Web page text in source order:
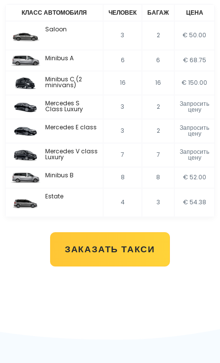
КЛАСС АВТОМОБИЛЯ ЧЕЛОВЕК БАГАЖ
ЦЕНА
Saloon
3 2 € 50.00
Minibus A 6 6 € 68.75
Minibus C (2
minivans) 16 16 € 150.00
Mercedes S
Class Luxury 3 2 Запросить
цену
Mercedes E class 3 2 Запросить
цену
Mercedes V class
Luxury 7 7 Запросить
цену
Minibus B 8 8 € 52.00
Estate
4 3 € 54.38
ЗАКАЗАТЬ ТАКСИ